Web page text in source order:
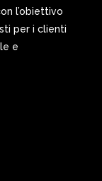
l’obiettivo
per i clienti
e